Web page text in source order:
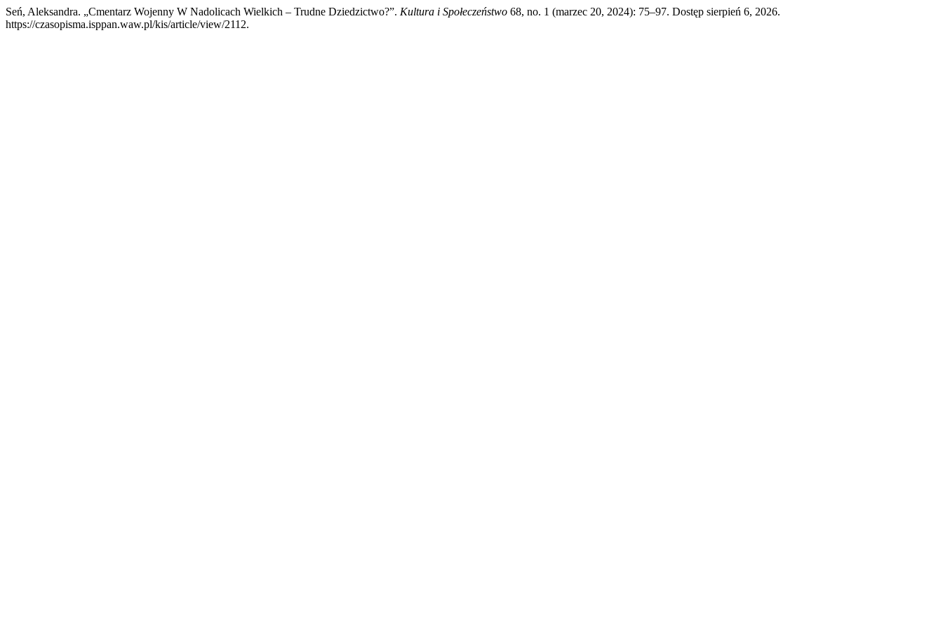
Seń, Aleksandra. „Cmentarz Wojenny W Nadolicach Wielkich – Trudne Dziedzictwo?”. Kultura i Społeczeństwo 68, no. 1 (marzec 20, 2024): 75–97. Dostęp sierpień 6, 2026.
https://czasopisma.isppan.waw.pl/kis/article/view/2112.